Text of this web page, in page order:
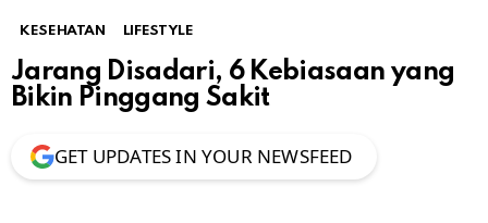
KESEHATAN LIFESTYLE
Jarang Disadari, 6 Kebiasaan yang
Bikin Pinggang Sakit
GET UPDATES IN YOUR NEWSFEED